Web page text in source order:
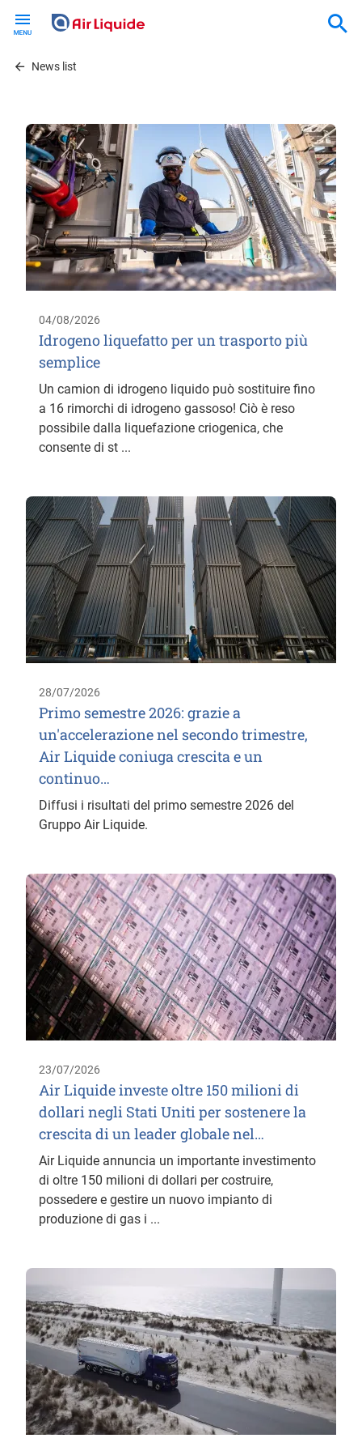
contentNews list
04/08/2026
Idrogeno liquefatto per un trasporto più
semplice
Un camion di idrogeno liquido può sostituire fino
a 16 rimorchi di idrogeno gassoso! Ciò è reso
possibile dalla liquefazione criogenica, che
consente di st ...
28/07/2026
Primo semestre 2026: grazie a
un'accelerazione nel secondo trimestre,
Air Liquide coniuga crescita e un
continuo…
Diffusi i risultati del primo semestre 2026 del
Gruppo Air Liquide.
23/07/2026
Air Liquide investe oltre 150 milioni di
dollari negli Stati Uniti per sostenere la
crescita di un leader globale nel…
Air Liquide annuncia un importante investimento
di oltre 150 milioni di dollari per costruire,
possedere e gestire un nuovo impianto di
produzione di gas i ...